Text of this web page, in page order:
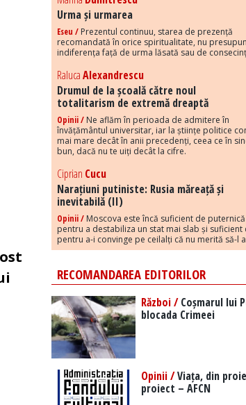
Urma și urmarea
Eseu / Prezentul continuu, starea de prezență
recomandată în orice spiritualitate, nu
indiferența față de urma lăsată sau de
RalucaAlexandrescu
Drumul de la școală către noul
totalitarism de extremă dreaptă
Opinii / Ne aflăm în perioada de admitere în
învățământul universitar, iar la științe politice
mai mare decât în anii precedenți, ceea ce în
bun, dacă nu te uiți decât la cifre.
Ciprian Cucu
Narațiuni putiniste: Rusia măreață și
inevitabilă (II)
Opinii / Moscova este încă suficient de puternică
pentru a destabiliza un stat mai slab și suficient
pentru a-i convinge pe ceilalți că nu merită să-l
RECOMANDAREA EDITORILOR
Război /Coșmarul lui
blocada Crimeei
Opinii /Viața, din
proiect – AFCN